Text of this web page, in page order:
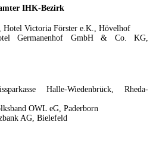
IHK-Bezirk
Hotel Victoria Förster e.K., Hövelhof
Germanenhof GmbH & Co. KG,
Halle-Wiedenbrück, Rheda-
OWL eG, Paderborn
AG, Bielefeld